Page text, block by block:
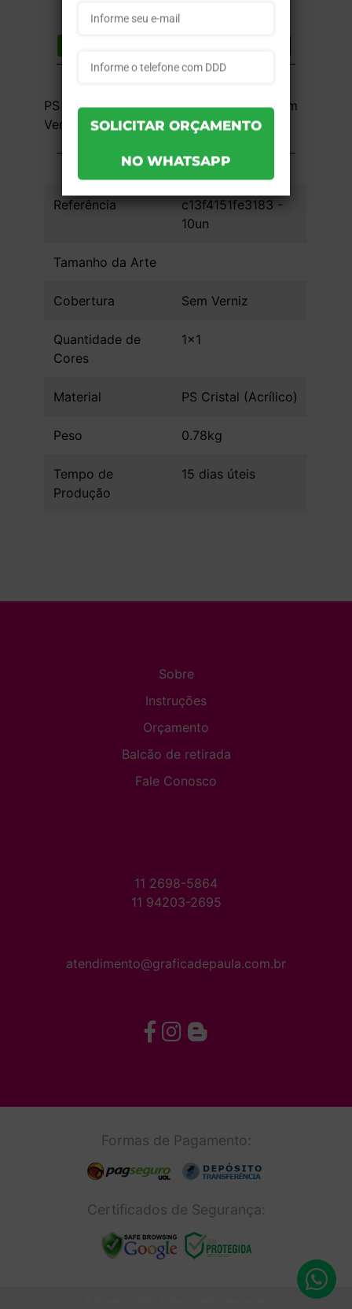
DESCRIÇÃO DO PRODUTO
PS Cristal (Acrílico) - 1x1 - 7,5x20,3 - Sem
Verniz - 10 unid
INFORMAÇÕES DO PRODUTO
Referência
c13f4151fe3183 -
10un
Tamanho da Arte
Cobertura Sem Verniz
Quantidade de
Cores
1x1
Material PS Cristal (Acrílico)
Peso 0.78kg
Tempo de
Produção
15 dias úteis
Sobre
Instruções
Orçamento
Balcão de retirada
Fale Conosco
11 2698-5864
11 94203-2695
atendimento@graficadepaula.com.br
Formas de Pagamento:
Certificados de Segurança: